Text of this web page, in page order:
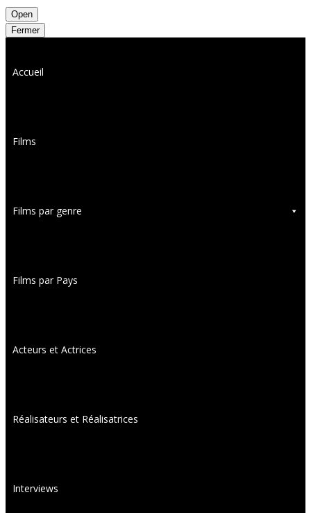
Open
Fermer
Accueil
Films
Films par genre
Films par Pays
Acteurs et Actrices
Réalisateurs et Réalisatrices
Interviews